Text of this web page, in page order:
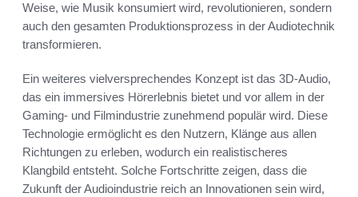
Weise, wie Musik konsumiert wird, revolutionieren, sondern
auch den gesamten Produktionsprozess in der Audiotechnik
transformieren.
Ein weiteres vielversprechendes Konzept ist das 3D-Audio,
das ein immersives Hörerlebnis bietet und vor allem in der
Gaming- und Filmindustrie zunehmend populär wird. Diese
Technologie ermöglicht es den Nutzern, Klänge aus allen
Richtungen zu erleben, wodurch ein realistischeres
Klangbild entsteht. Solche Fortschritte zeigen, dass die
Zukunft der Audioindustrie reich an Innovationen sein wird,